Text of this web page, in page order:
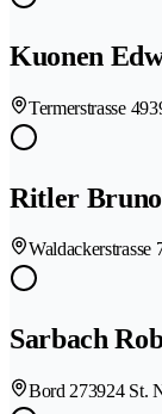
Kuonen
Termerstrasse 49
Ritler
Waldackerstrasse
Sarbach
Bord 273924 St.